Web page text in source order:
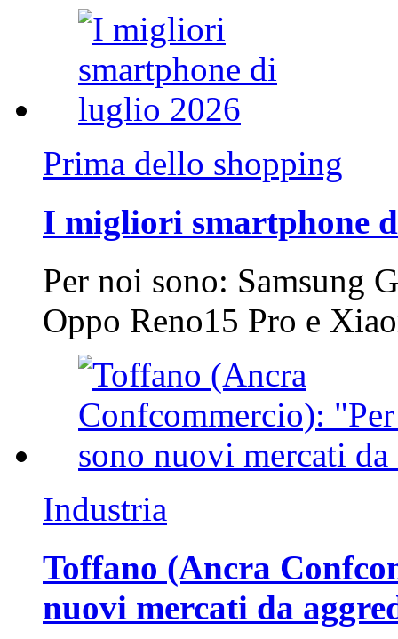
Prima dello shopping
I migliori smartphone
Per noi sono: Samsung
Oppo Reno15 Pro e
Industria
Toffano (Ancra
nuovi mercati da